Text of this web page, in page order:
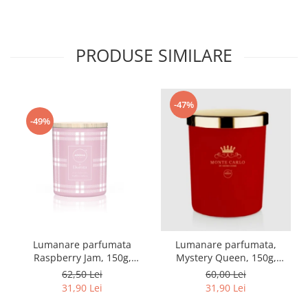
PRODUSE SIMILARE
-49%
Lumanare parfumata
Raspberry Jam, 150g,
Dorota & Aroma Home
62,50 Lei
31,90 Lei
-47%
Lumanare parfumata,
Mystery Queen, 150g,
Monte Carlo
60,00 Lei
31,90 Lei